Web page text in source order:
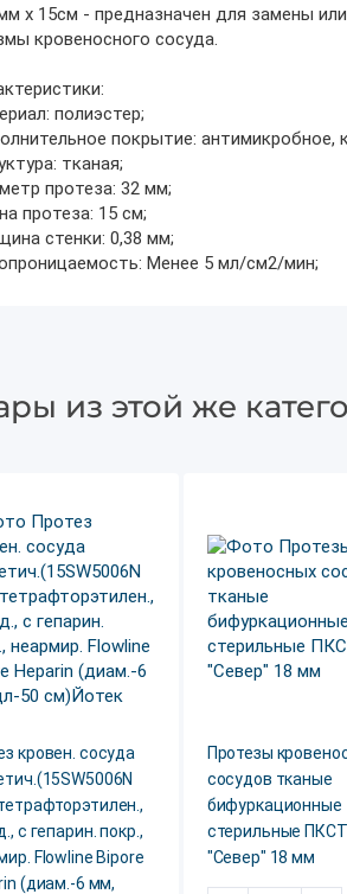
х 15см - предназначен для замены
кровеносного сосуда.
полиэстер;
покрытие: антимикробное,
тканая;
протеза: 32 мм;
протеза: 15 см;
стенки: 0,38 мм;
Менее 5 мл/см2/мин;
из этой же
кровен. сосуда
с гепарин. покр.,
Flowline Bipore
(диам.-6 мм,
Протезы
сосудов тканые
бифуркационные
стерильные
"Север" 18 мм